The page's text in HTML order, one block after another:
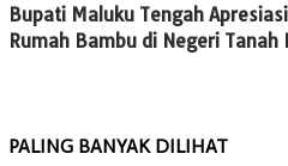
Bupati Maluku Tengah
Rumah Bambu di Negeri Tanah
PALING BANYAK DILIHAT